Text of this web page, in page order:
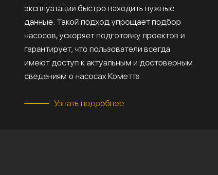
эксплуатации быстро находить нужные
данные. Такой подход упрощает подбор
насосов, ускоряет подготовку проектов и
гарантирует, что пользователи всегда
имеют доступ к актуальным и достоверным
сведениям о насосах Кометта.
Узнать подробнее